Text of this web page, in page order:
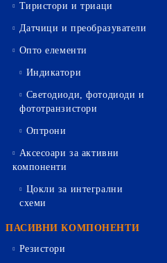
Тиристори и триаци
Датчици и преобразуватели
Опто елементи
Индикатори
Светодиоди, фотодиоди и
фототранзистори
Оптрони
Аксесоари за активни
компоненти
Цокли за интегрални
схеми
ПАСИВНИ КОМПОНЕНТИ
Резистори